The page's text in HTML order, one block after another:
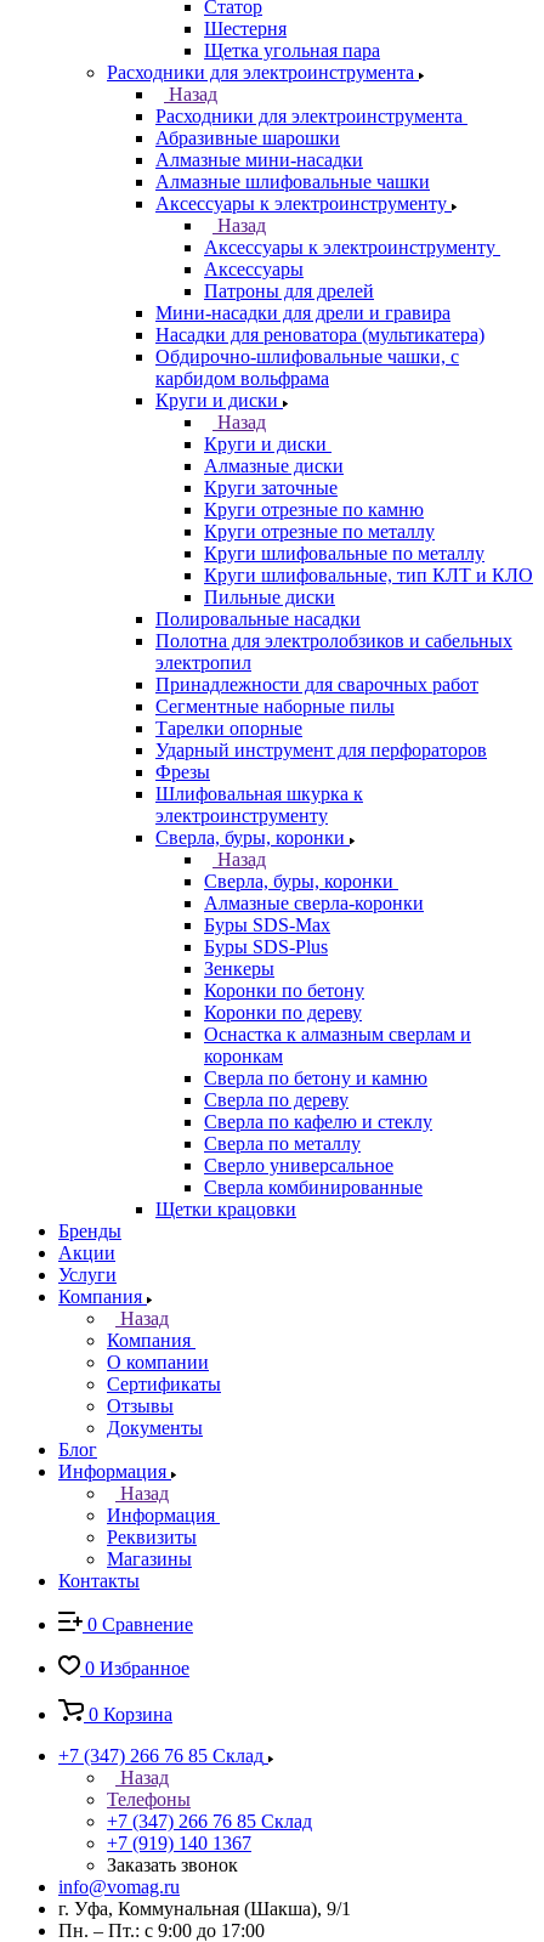
Статор
Шестерня
Щетка угольная пара
Расходники для электроинструмента
Назад
Расходники для электроинструмента
Абразивные шарошки
Алмазные мини-насадки
Алмазные шлифовальные чашки
Аксессуары к электроинструменту
Назад
Аксессуары к электроинструменту
Аксессуары
Патроны для дрелей
Мини-насадки для дрели и гравира
Насадки для реноватора (мультикатера)
Обдирочно-шлифовальные чашки, с
карбидом вольфрама
Круги и диски
Назад
Круги и диски
Алмазные диски
Круги заточные
Круги отрезные по камню
Круги отрезные по металлу
Круги шлифовальные по металлу
Круги шлифовальные, тип КЛТ и КЛО
Пильные диски
Полировальные насадки
Полотна для электролобзиков и сабельных
электропил
Принадлежности для сварочных работ
Сегментные наборные пилы
Тарелки опорные
Ударный инструмент для перфораторов
Фрезы
Шлифовальная шкурка к
электроинструменту
Сверла, буры, коронки
Назад
Сверла, буры, коронки
Алмазные сверла-коронки
Буры SDS-Max
Буры SDS-Plus
Зенкеры
Коронки по бетону
Коронки по дереву
Оснастка к алмазным сверлам и
коронкам
Сверла по бетону и камню
Сверла по дереву
Сверла по кафелю и стеклу
Сверла по металлу
Сверло универсальное
Сверла комбинированные
Щетки крацовки
Бренды
Акции
Услуги
Компания
Назад
Компания
О компании
Сертификаты
Отзывы
Документы
Блог
Информация
Назад
Информация
Реквизиты
Магазины
Контакты
0 Сравнение
0 Избранное
0 Корзина
+7 (347) 266 76 85 Склад
Назад
Телефоны
+7 (347) 266 76 85 Склад
+7 (919) 140 1367
Заказать звонок
info@vomag.ru
г. Уфа, Коммунальная (Шакша), 9/1
Пн. – Пт.: с 9:00 до 17:00